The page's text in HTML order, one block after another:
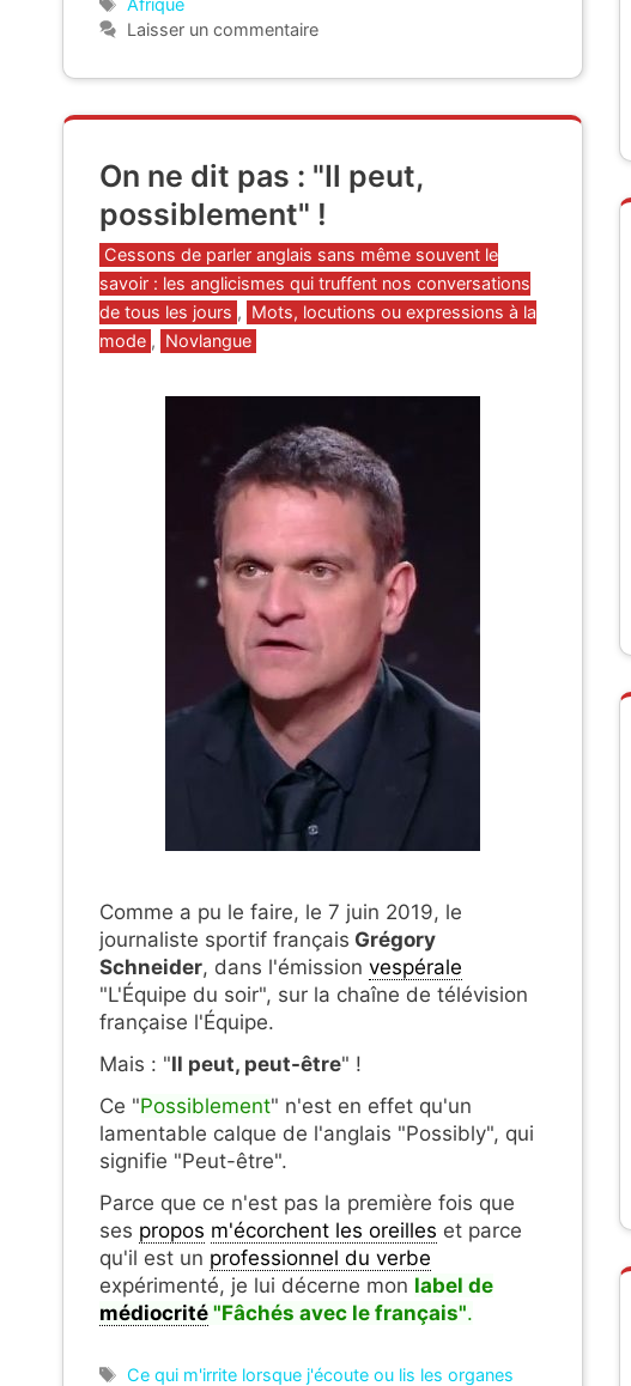
Afrique
Laisser un commentaire
On ne dit pas : "Il peut,
possiblement" !
Catégories
Cessons de parler anglais sans même souvent le
savoir : les anglicismes qui truffent nos conversations
de tous les jours , Mots, locutions ou expressions à la
mode , Novlangue
Comme a pu le faire, le 7 juin 2019, le
journaliste sportif français Grégory
Schneider, dans l'émission vespérale
"L'Équipe du soir", sur la chaîne de télévision
française l'Équipe.
Mais : "Il peut, peut-être" !
Ce "Possiblement" n'est en effet qu'un
lamentable calque de l'anglais "Possibly", qui
signifie "Peut-être".
Parce que ce n'est pas la première fois que
ses propos m'écorchent les oreilles et parce
qu'il est un professionnel du verbe
expérimenté, je lui décerne mon label de
médiocrité "Fâchés avec le français".
Étiquettes
Ce qui m'irrite lorsque j'écoute ou lis les organes